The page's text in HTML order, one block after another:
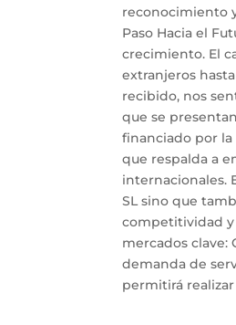
reconocimiento
Paso Hacia el
crecimiento. El
extranjeros
recibido, nos
que se
financiado por
que respalda a
internacionales.
SL sino que
competitividad y
mercados clave:
demanda de
permitirá